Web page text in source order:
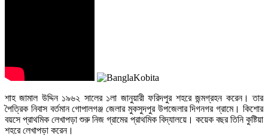
শাহ জামাল উদ্দিন ১৯৬২ সালের ১লা জানুয়ারী ফরিদপুর শহরে জন্মগ্রহন করেন। তার
পৈত্রিক নিবাস বর্তমান গোপালগঞ্জ জেলার মুকসুদপুর উপজেলার দিগনগর গ্রামে। কিশোর
বয়সে প্রাথমিক লেখাপড়া শুরু নিজ গ্রামের প্রাথমিক বিদ্যালয়ে। কয়েক বছর তিনি কুষ্টিয়া
শহরে লেখাপড়া করেন।